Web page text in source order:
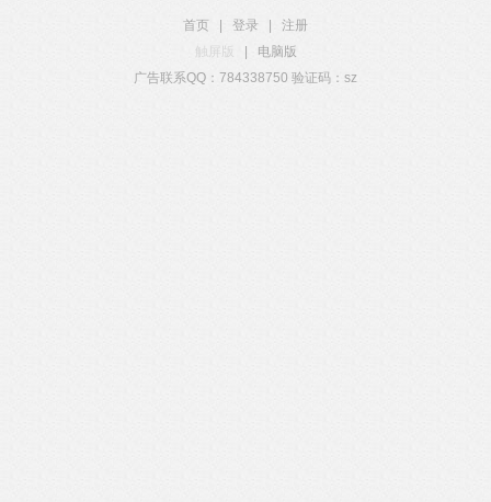
首页 登录
注册
触屏版
电脑版
广告联系QQ：784338750 验证码：sz